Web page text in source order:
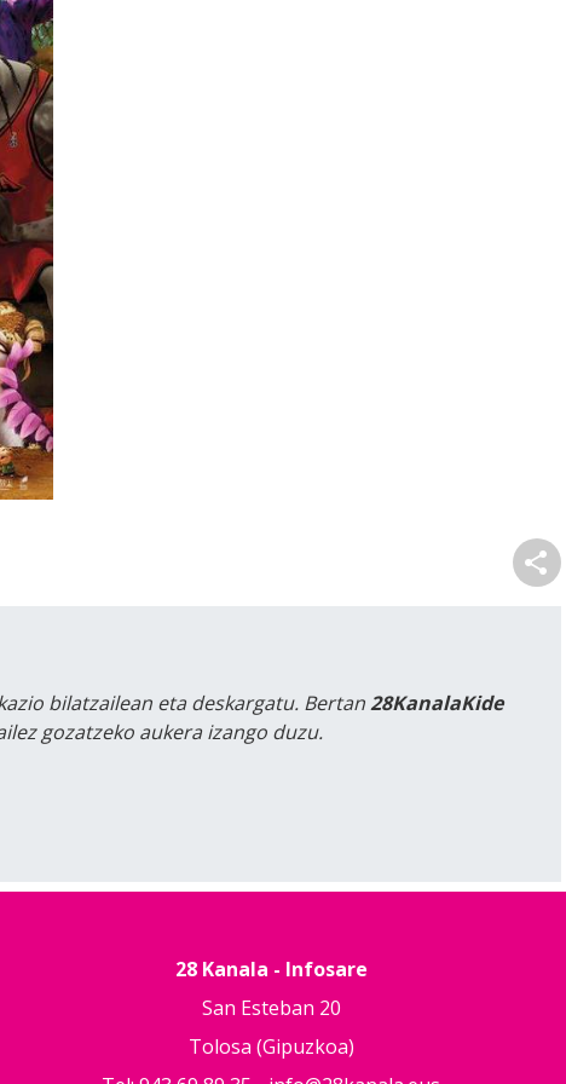
bilatzailean eta deskargatu. Bertan28KanalaKide
gozatzeko aukera izango duzu.
28 Kanala - Infosare
San Esteban 20
Tolosa (Gipuzkoa)